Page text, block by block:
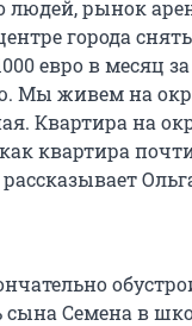
людей, рынок
города
евро в месяц за
Мы живем на
Квартира на
квартира
сына Семена в